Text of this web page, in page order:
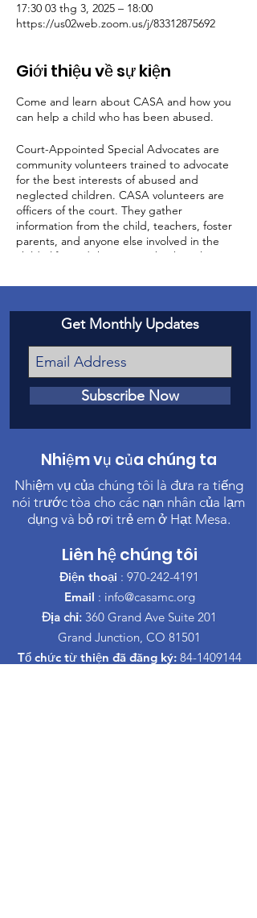
17:30 03 thg 3, 2025 – 18:00
https://us02web.zoom.us/j/83312875692
Giới thiệu về sự kiện
Come and learn about CASA and how you
can help a child who has been abused.
Court-Appointed Special Advocates are
community volunteers trained to advocate
for the best interests of abused and
neglected children. CASA volunteers are
officers of the court. They gather
information from the child, teachers, foster
parents, and anyone else involved in the
child’s life, and then report back to the
well-being of the child.
Get Monthly Updates
Subscribe Now
Nhiệm vụ của chúng ta
Nhiệm vụ của chúng tôi là đưa ra tiếng
nói trước tòa cho các nạn nhân của lạm
dụng và bỏ rơi trẻ em ở Hạt Mesa.
Liên hệ chúng tôi
Điện thoại : 970-242-4191
Email : info@casamc.org
Địa chỉ: 360 Grand Ave Suite 201
Grand Junction, CO 81501
Tổ chức từ thiện đã đăng ký: 84-1409144